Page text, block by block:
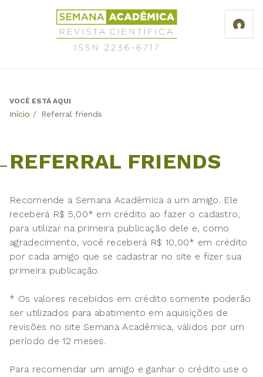
Revista
Científica
Semana
6717
Back
VOCÊ ESTÁ AQUI
Início / Referral friends
REFERRAL FRIENDS
Recomende a Semana Acadêmica a um amigo. Ele
receberá R$ 5,00* em crédito ao fazer o cadastro,
para utilizar na primeira publicação dele e, como
agradecimento, você receberá R$ 10,00* em crédito
por cada amigo que se cadastrar no site e fizer sua
primeira publicação.
* Os valores recebidos em crédito somente poderão
ser utilizados para abatimento em aquisições de
revisões no site Semana Acadêmica, válidos por um
período de 12 meses.
Para recomendar um amigo e ganhar o crédito use o